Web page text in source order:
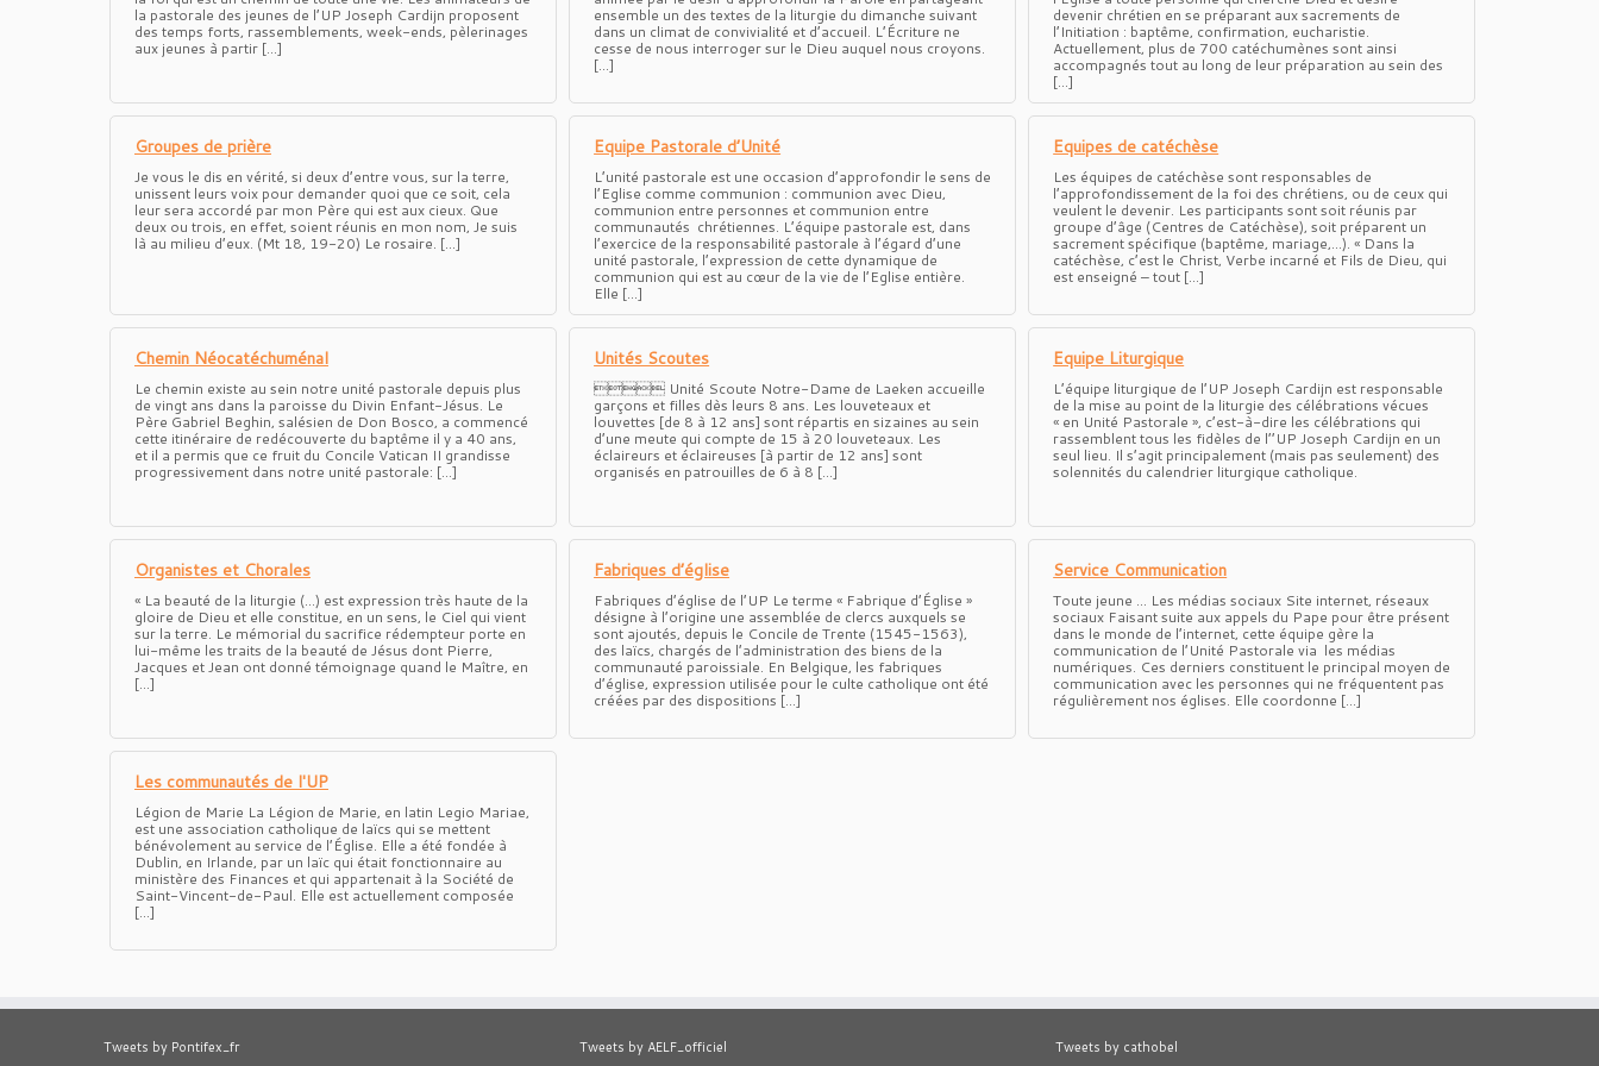
la pastorale des jeunes de l’UP Joseph Cardijn proposent
des temps forts, rassemblements, week-ends, pèlerinages
aux jeunes à partir […]
ensemble un des textes de la liturgie du dimanche suivant
dans un climat de convivialité et d’accueil. L’Écriture ne
cesse de nous interroger sur le Dieu auquel nous croyons.
[…]
devenir chrétien en se préparant aux sacrements de
l’Initiation : baptême, confirmation, eucharistie.
Actuellement, plus de 700 catéchumènes sont ainsi
accompagnés tout au long de leur préparation au sein des
[…]
Groupes de prière
Je vous le dis en vérité, si deux d’entre vous, sur la terre,
unissent leurs voix pour demander quoi que ce soit, cela
leur sera accordé par mon Père qui est aux cieux. Que
deux ou trois, en effet, soient réunis en mon nom, Je suis
là au milieu d’eux. (Mt 18, 19-20) Le rosaire. […]
Equipe Pastorale d’Unité
L’unité pastorale est une occasion d’approfondir le sens de
l’Eglise comme communion : communion avec Dieu,
communion entre personnes et communion entre
communautés chrétiennes. L’équipe pastorale est, dans
l’exercice de la responsabilité pastorale à l’égard d’une
unité pastorale, l’expression de cette dynamique de
communion qui est au cœur de la vie de l’Eglise entière.
Elle […]
Equipes de catéchèse
Les équipes de catéchèse sont responsables de
l’approfondissement de la foi des chrétiens, ou de ceux qui
veulent le devenir. Les participants sont soit réunis par
groupe d’âge (Centres de Catéchèse), soit préparent un
sacrement spécifique (baptême, mariage,…). « Dans la
catéchèse, c’est le Christ, Verbe incarné et Fils de Dieu, qui
est enseigné – tout […]
Chemin Néocatéchuménal
Le chemin existe au sein notre unité pastorale depuis plus
de vingt ans dans la paroisse du Divin Enfant-Jésus. Le
Père Gabriel Beghin, salésien de Don Bosco, a commencé
cette itinéraire de redécouverte du baptême il y a 40 ans,
et il a permis que ce fruit du Concile Vatican II grandisse
progressivement dans notre unité pastorale: […]
Unités Scoutes
 Unité Scoute Notre-Dame de Laeken accueille
garçons et filles dès leurs 8 ans. Les louveteaux et
louvettes [de 8 à 12 ans] sont répartis en sizaines au sein
d’une meute qui compte de 15 à 20 louveteaux. Les
éclaireurs et éclaireuses [à partir de 12 ans] sont
organisés en patrouilles de 6 à 8 […]
Equipe Liturgique
L’équipe liturgique de l’UP Joseph Cardijn est responsable
de la mise au point de la liturgie des célébrations vécues
« en Unité Pastorale », c’est-à-dire les célébrations qui
rassemblent tous les fidèles de l’’UP Joseph Cardijn en un
seul lieu. Il s’agit principalement (mais pas seulement) des
solennités du calendrier liturgique catholique.
Organistes et Chorales
« La beauté de la liturgie (…) est expression très haute de la
gloire de Dieu et elle constitue, en un sens, le Ciel qui vient
sur la terre. Le mémorial du sacrifice rédempteur porte en
lui-même les traits de la beauté de Jésus dont Pierre,
Jacques et Jean ont donné témoignage quand le Maître, en
[…]
Fabriques d’église
Fabriques d’église de l’UP Le terme « Fabrique d’Église »
désigne à l’origine une assemblée de clercs auxquels se
sont ajoutés, depuis le Concile de Trente (1545-1563),
des laïcs, chargés de l’administration des biens de la
communauté pa­roissiale. En Belgique, les fabriques
d’église, expression utili­sée pour le culte catholique ont été
créées par des dispositions […]
Service Communication
Toute jeune … Les médias sociaux Site internet, réseaux
sociaux Faisant suite aux appels du Pape pour être présent
dans le monde de l’internet, cette équipe gère la
communication de l’Unité Pastorale via les médias
numériques. Ces derniers constituent le principal moyen de
communication avec les personnes qui ne fréquentent pas
régulièrement nos églises. Elle coordonne […]
Les communautés de l'UP
Légion de Marie La Légion de Marie, en latin Legio Mariae,
est une association catholique de laïcs qui se mettent
bénévolement au service de l’Église. Elle a été fondée à
Dublin, en Irlande, par un laïc qui était fonctionnaire au
ministère des Finances et qui appartenait à la Société de
Saint-Vincent-de-Paul. Elle est actuellement composée
[…]
Tweets by Pontifex_fr Tweets by AELF_officiel Tweets by cathobel